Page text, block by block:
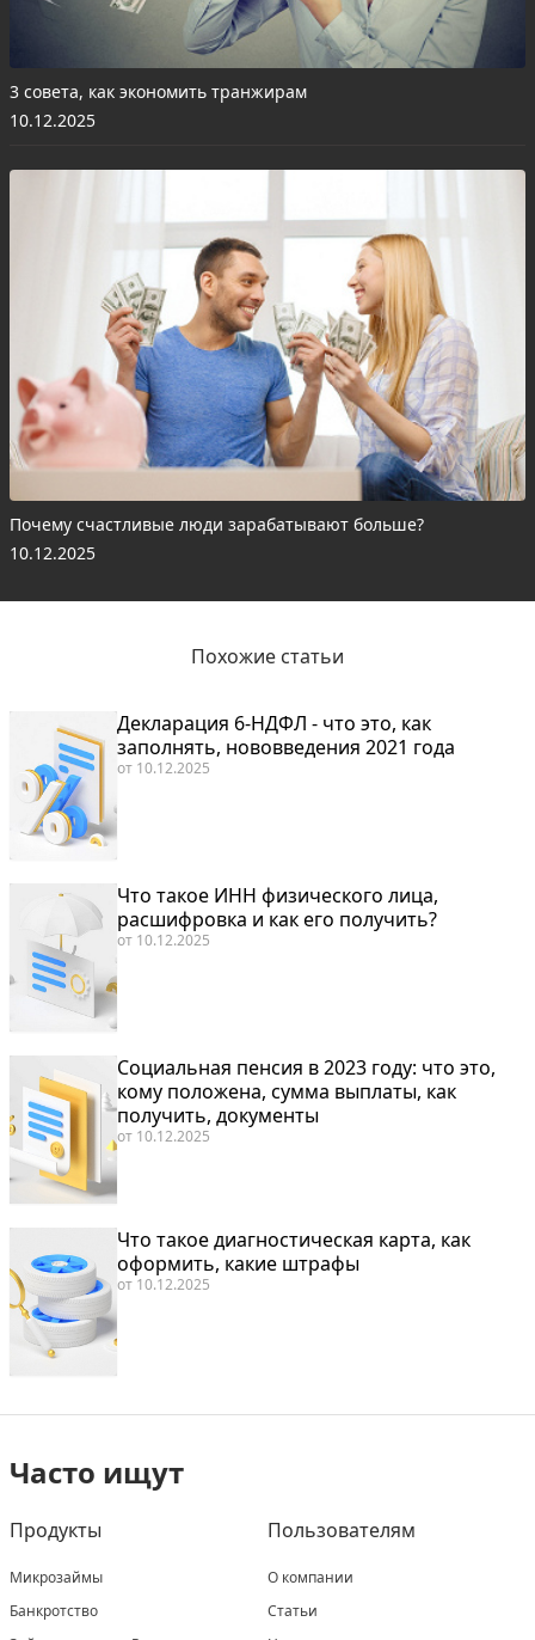
3 совета, как экономить транжирам
10.12.2025
Почему счастливые люди зарабатывают больше?
10.12.2025
Похожие статьи
Декларация 6-НДФЛ - что это, как
заполнять, нововведения 2021 года
от 10.12.2025
Что такое ИНН физического лица,
расшифровка и как его получить?
от 10.12.2025
Социальная пенсия в 2023 году: что это,
кому положена, сумма выплаты, как
получить, документы
от 10.12.2025
Что такое диагностическая карта, как
оформить, какие штрафы
от 10.12.2025
Часто ищут
Продукты
Микрозаймы
Банкротство
Пользователям
О компании
Статьи